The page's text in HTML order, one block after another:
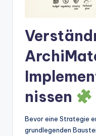
nissen
Bevor eine Strategie
grundlegenden